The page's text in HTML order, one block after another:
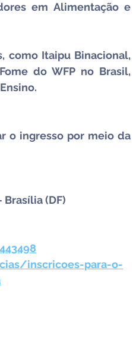
em Alimentação e
como Itaipu Binacional,
do WFP no Brasil,
o ingresso por meio da
(DF)
inscricoes-para-o-